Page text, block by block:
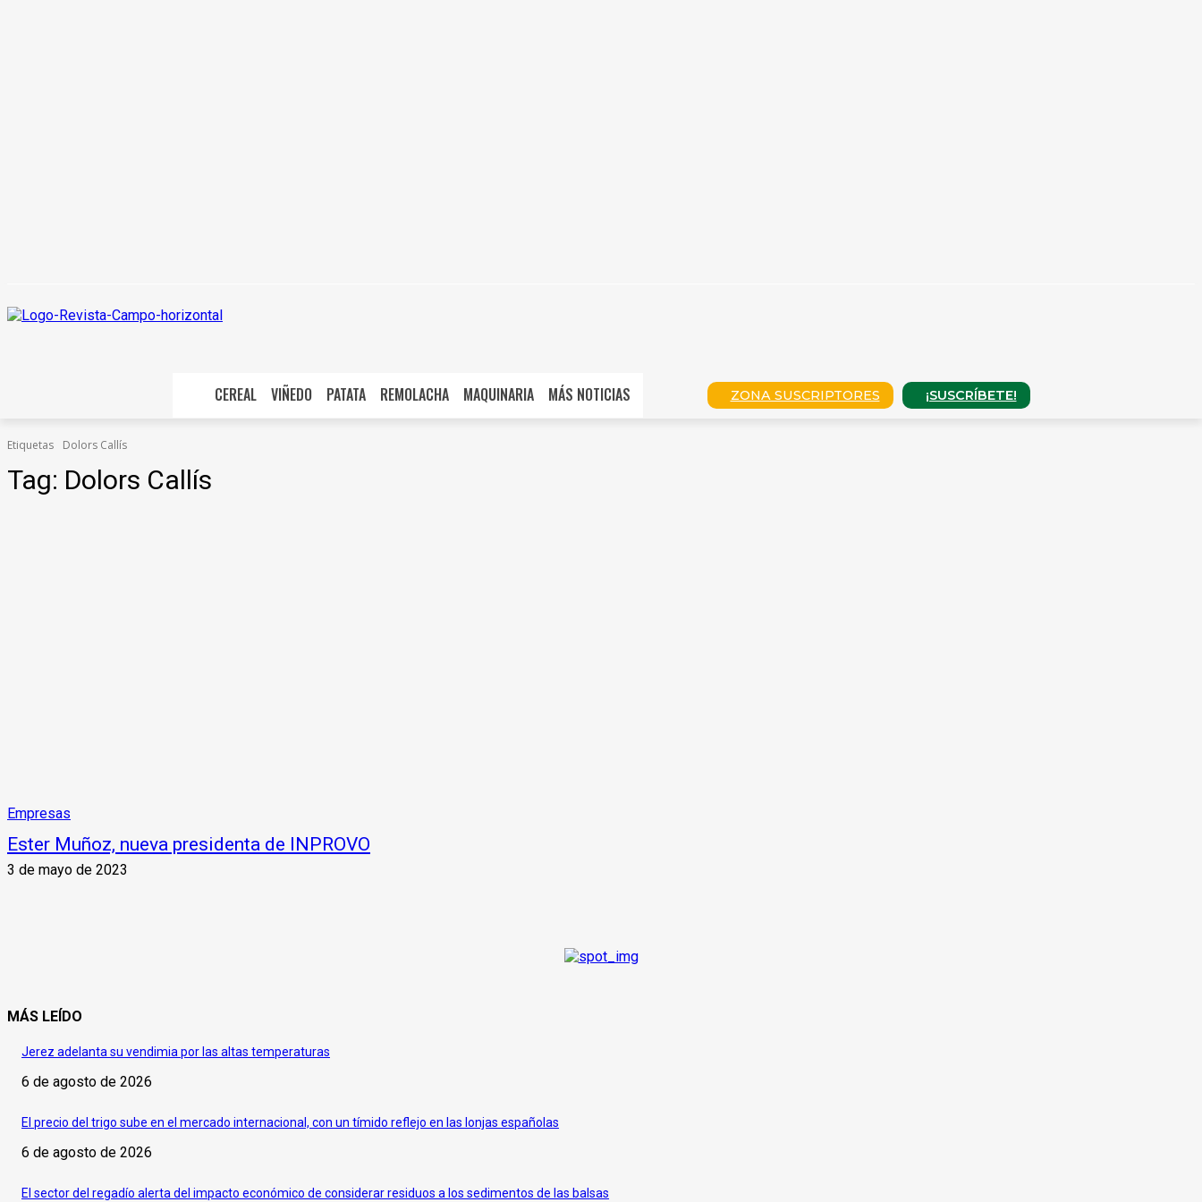
CEREAL VIÑEDO PATATA REMOLACHA MAQUINARIA MÁS NOTICIAS ZONA SUSCRIPTORES ¡SUSCRÍBETE!
Etiquetas Dolors Callís
Tag: Dolors Callís
Empresas
Ester Muñoz, nueva presidenta de INPROVO
3 de mayo de 2023
MÁS LEÍDO
Jerez adelanta su vendimia por las altas temperaturas
6 de agosto de 2026
El precio del trigo sube en el mercado internacional, con un tímido reflejo en las lonjas españolas
6 de agosto de 2026
El sector del regadío alerta del impacto económico de considerar residuos a los sedimentos de las balsas